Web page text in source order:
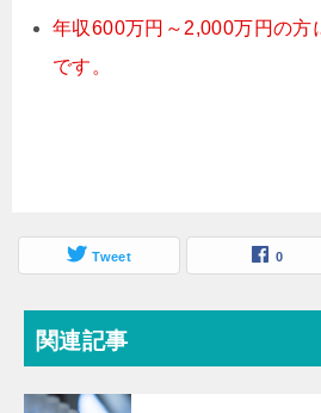
年収600万円～2,000万円の方
です。
Tweet 0
関連記事